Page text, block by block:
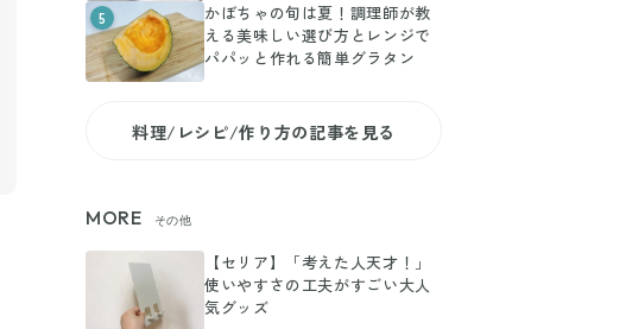
5
かぼちゃの旬は夏！調理師が教
える美味しい選び方とレンジで
パパッと作れる簡単グラタン
料理/レシピ/作り方の記事を見る
MORE その他
【セリア】「考えた人天才！」
使いやすさの工夫がすごい大人
気グッズ